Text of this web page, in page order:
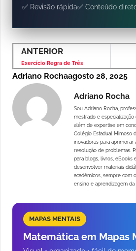
✅ Revisão rápida✅ Conteúdo
ANTERIOR
Exercício Regra de Três
Adriano Rochaagosto 28, 2025
Adriano Rocha
Sou Adriano Rocha,
mestrado e
além de expertise em
Colégio Estadual Mimoso
inovadoras para aprimorar
resolução de problemas.
para blogs, livros, eBooks
desenvolver materiais
acadêmicos, sempre com
ensino e aprendizagem da
MAPAS MENTAIS
Matemática em Mapas